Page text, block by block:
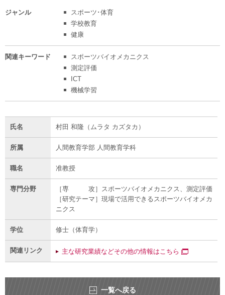
ジャンル
スポーツ･体育
学校教育
健康
関連キーワード
スポーツバイオメカニクス
測定評価
ICT
機械学習
氏名 村田 和隆（ムラタ カズタカ）
所属 人間教育学部 人間教育学科
職名 准教授
専門分野
［専 攻］スポーツバイオメカニクス、測定評価
［研究テーマ］現場で活用できるスポーツバイオメカ
ニクス
学位 修士（体育学）
関連リンク 主な研究業績などその他の情報はこちら
一覧へ戻る